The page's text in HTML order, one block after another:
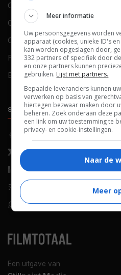
Een uitgave van
Contact
Over ons
Colofon
FAQ
Blog
SOCIALS
Facebook
X (Twitter)
LinkedIn
RSS-feed
WhatsApp
Meer informatie
Uw persoonsgegevens worden
apparaat (cookies, unieke ID's
kan worden opgeslagen door,
332 partners of specifiek door
en onze partners kunnen
gebruiken. Lijst met partners.
Bepaalde leveranciers kunnen
verwerken op basis van
hiertegen bezwaar maken door
beheren. Zoek onderaan deze
een link om uw toestemming te
privacy- en cookie-instellingen.
Naar de
Meer